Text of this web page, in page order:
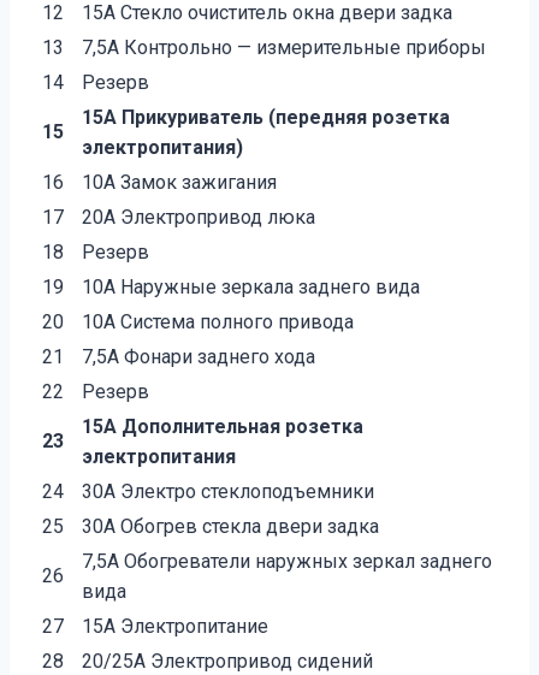
12
15А Стекло очиститель окна двери задка
13
7,5А Контрольно — измерительные приборы
14
Резерв
15
15А Прикуриватель (передняя розетка
электропитания)
16
10А Замок зажигания
17
20А Электропривод люка
18
Резерв
19
10А Наружные зеркала заднего вида
20
10А Система полного привода
21
7,5А Фонари заднего хода
22
Резерв
23
15А Дополнительная розетка
электропитания
24
30А Электро стеклоподъемники
25
30А Обогрев стекла двери задка
26
7,5А Обогреватели наружных зеркал заднего
вида
27
15А Электропитание
28
20/25А Электропривод сидений